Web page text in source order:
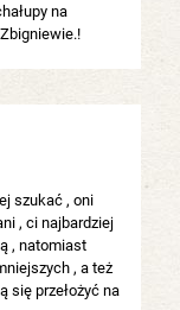
na
szukać , oni
, ci najbardziej
, natomiast
, a też
się przełożyć na